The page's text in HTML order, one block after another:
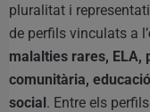
pluralitat i
de perfils vinculats a l’
malalties rares, ELA,
comunitària,
social. Entre els